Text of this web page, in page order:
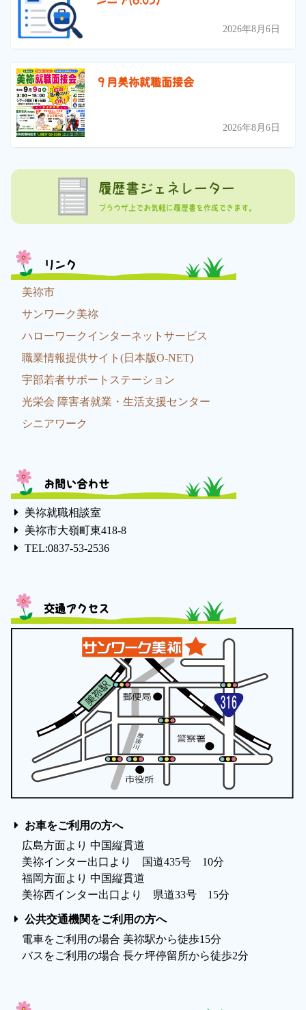
2026年8月6日
９月美祢就職面接会
2026年8月6日
履歴書ジェネレーター
ブラウザ上でお気軽に履歴書を作成できます。
リンク
美祢市
サンワーク美祢
ハローワークインターネットサービス
職業情報提供サイト(日本版O-NET)
宇部若者サポートステーション
光栄会 障害者就業・生活支援センター
シニアワーク
お問い合わせ
美祢就職相談室
美祢市大嶺町東418-8
TEL:0837-53-2536
交通アクセス
お車をご利用の方へ
広島方面より 中国縦貫道
美祢インター出口より 国道435号 10分
福岡方面より 中国縦貫道
美祢西インター出口より 県道33号 15分
公共交通機関をご利用の方へ
電車をご利用の場合 美祢駅から徒歩15分
バスをご利用の場合 長ケ坪停留所から徒歩2分